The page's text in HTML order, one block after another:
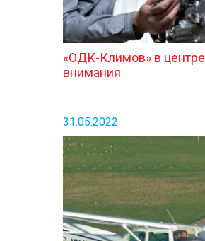
«ОДК-Климов» в центре
внимания
31.05.2022